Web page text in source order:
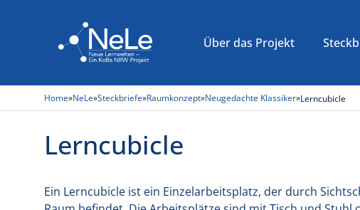
Über das Projekt
Infrastruktur
Möbel
Raumgestaltung
Hochschule Ruhr West
TH Köln – Campus Gummersbach
Literaturempfehlungen
Kooperative Konzeptentwicklung
Testausstattungen
Low Budget-Lösungen
Home»NeLe»Steckbriefe»Raumkonzept»Neugedachte Klassiker»Lerncubicle
Lerncubicle
Ein Lerncubicle ist ein Einzelarbeitsplatz, der durch